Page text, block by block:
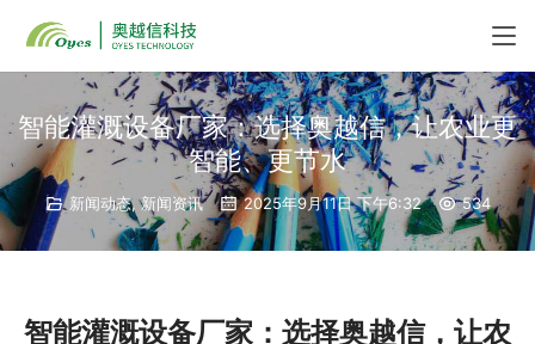
智能灌溉设备厂家：选择奥越信，让农业更
智能、更节水
新闻动态,新闻资讯 2025年9月11日 下午6:32 534
智能灌溉设备厂家：选择奥越信，让农